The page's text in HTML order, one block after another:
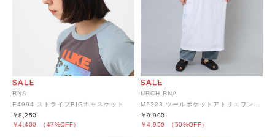
RNA
E4994 ストライプBIGキャスケット
￥4,400 （47%OFF）
￥8,250
URCH RNA
￥4,950 （50%OFF）
￥9,900